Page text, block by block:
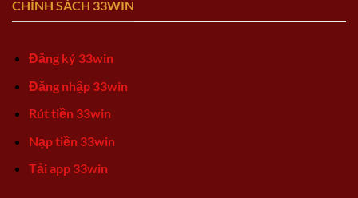
CHÍNH SÁCH 33WIN
Đăng ký 33win
Đăng nhập 33win
Rút tiền 33win
Nạp tiền 33win
Tải app 33win